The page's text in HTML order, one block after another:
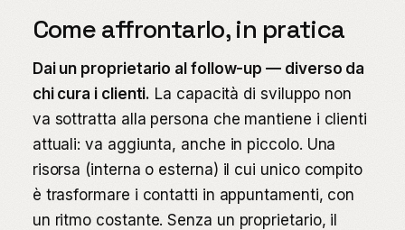
Come affrontarlo, in pratica
Dai un proprietario al follow-up — diverso da
chi cura i clienti. La capacità di sviluppo non
va sottratta alla persona che mantiene i clienti
attuali: va aggiunta, anche in piccolo. Una
risorsa (interna o esterna) il cui unico compito
è trasformare i contatti in appuntamenti, con
un ritmo costante. Senza un proprietario, il